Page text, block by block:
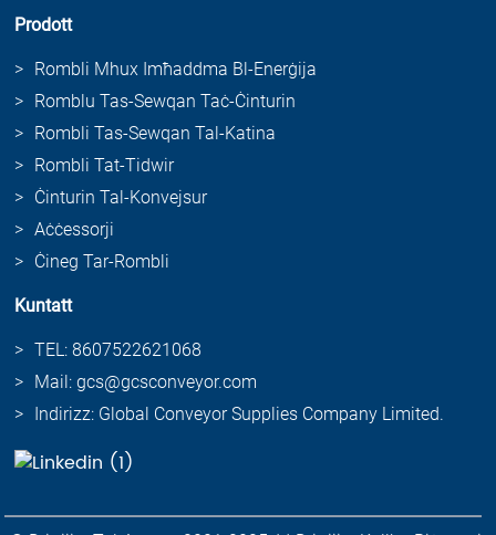
Prodott
Rombli Mhux Imħaddma Bl-Enerġija
Romblu Tas-Sewqan Taċ-Ċinturin
Rombli Tas-Sewqan Tal-Katina
Rombli Tat-Tidwir
Ċinturin Tal-Konvejsur
Aċċessorji
Ċineg Tar-Rombli
Kuntatt
TEL: 8607522621068
Mail: gcs@gcsconveyor.com
Indirizz: Global Conveyor Supplies Company Limited.